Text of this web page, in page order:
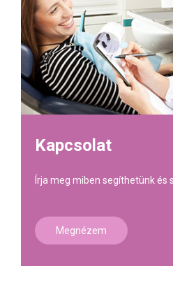
Kapcsolat
Írja meg miben segíthetünk és
Megnézem